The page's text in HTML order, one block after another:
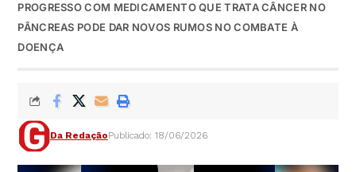
PROGRESSO COM MEDICAMENTO QUE TRATA CÂNCER NO
PÂNCREAS PODE DAR NOVOS RUMOS NO COMBATE À
DOENÇA
Da RedaçãoPublicado: 18/06/2026